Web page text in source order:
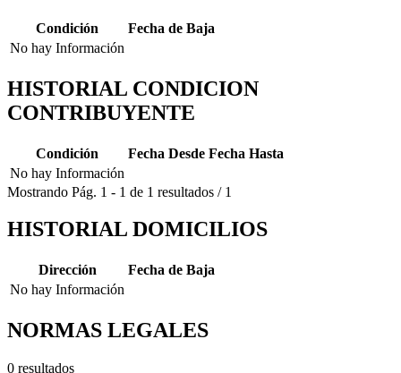
Condición
Fecha de Baja
No hay Información
HISTORIAL CONDICION
CONTRIBUYENTE
Condición Fecha Desde Fecha Hasta
No hay Información
Mostrando Pág. 1 - 1 de 1 resultados / 1
HISTORIAL DOMICILIOS
Dirección
Fecha de Baja
No hay Información
NORMAS LEGALES
0 resultados